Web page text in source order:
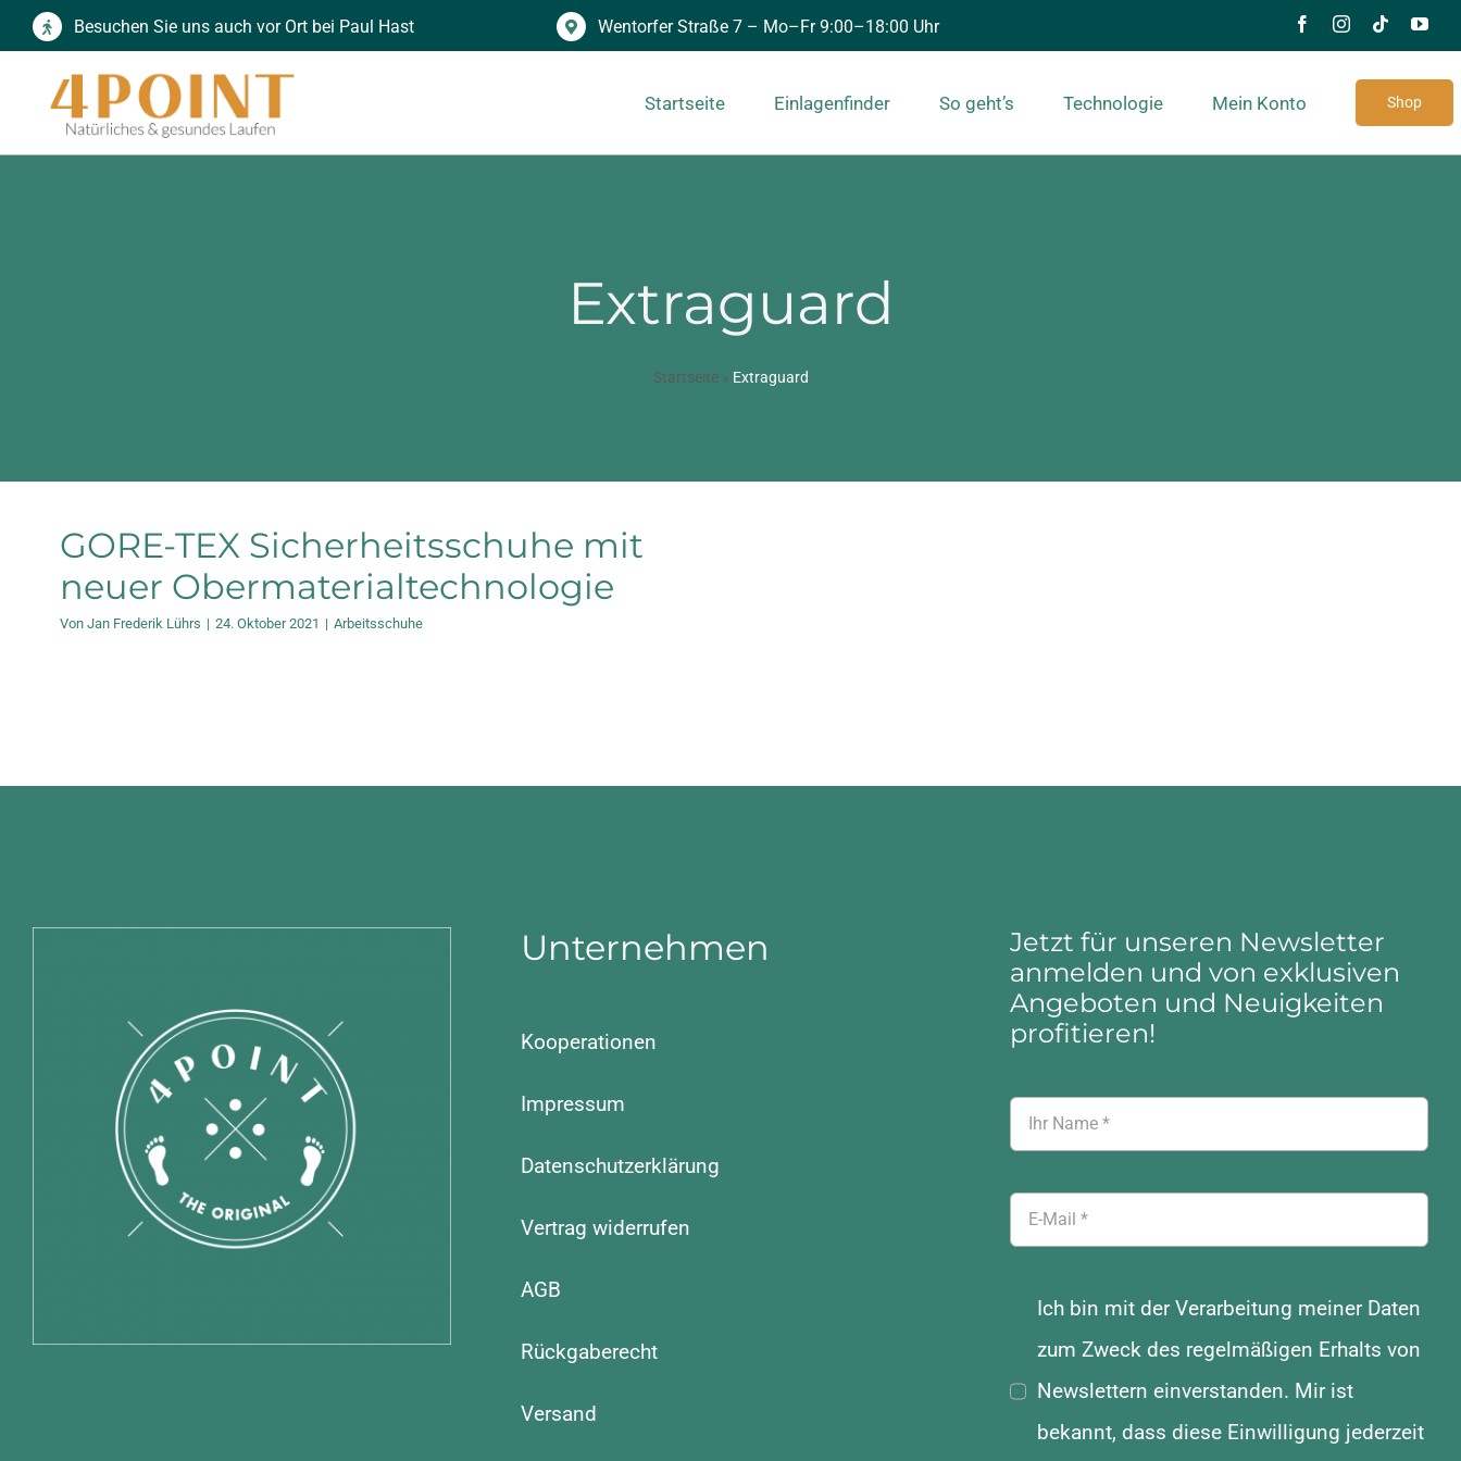
Zum
springen
Besuchen Sie uns auch vor Ort bei Paul Hast Wentorfer Straße 7 – Mo–Fr 9:00–18:00 Uhr
Startseite Einlagenfinder So geht’s Technologie Mein Konto Shop
Extraguard
Startseite» Extraguard
GORE-TEX Sicherheitsschuhe mit
neuer Obermaterialtechnologie
Von Jan Frederik Lührs | 24. Oktober 2021 | Arbeitsschuhe
Unternehmen
Kooperationen
Impressum
Datenschutzerklärung
Vertrag widerrufen
AGB
Rückgaberecht
Versand
Jetzt für unseren Newsletter
anmelden und von exklusiven
Angeboten und Neuigkeiten
profitieren!
Ich bin mit der Verarbeitung meiner Daten
zum Zweck des regelmäßigen Erhalts von
Newslettern einverstanden. Mir ist
bekannt, dass diese Einwilligung jederzeit